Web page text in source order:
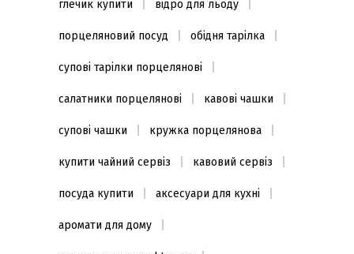
глечик купити відро для льоду
порцеляновий посуд обідня тарілка
супові тарілки порцелянові
салатники порцелянові кавові чашки
супові чашки кружка порцелянова
купити чайний сервіз кавовий сервіз
посуда купити аксесуари для кухні
аромати для дому